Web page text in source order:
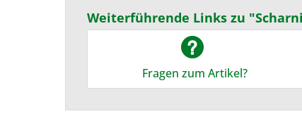
Weiterführende Links zu
Fragen zum Artikel?